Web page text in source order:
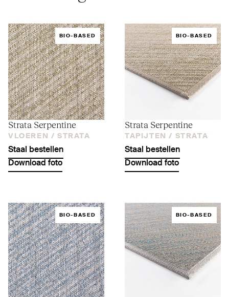
BIO-BASED
Strata Ser­pentine
VLOEREN / STRATA
Staal bestellen
Download foto
BIO-BASED
Strata Ser­pentine
TAPIJTEN / STRATA
Staal bestellen
Download foto
BIO-BASED BIO-BASED